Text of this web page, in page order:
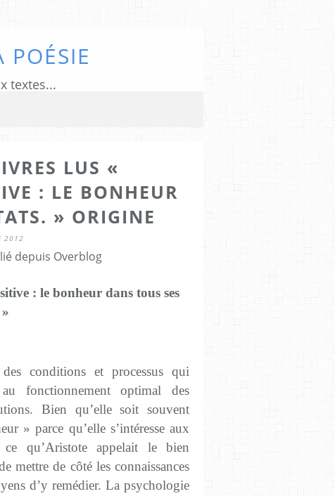
textes...
LUS «
: LE BONHEUR
» ORIGINE
2012
depuis Overblog
: le bonheur dans tous ses
conditions et processus qui
fonctionnement optimal des
Bien qu’elle soit souvent
» parce qu’elle s’intéresse aux
qu’Aristote appelait le bien
mettre de côté les connaissances
d’y remédier. La psychologie